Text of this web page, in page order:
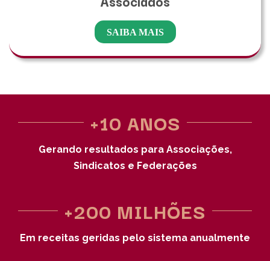
SAIBA MAIS
+10 ANOS
Gerando resultados para Associações,
Sindicatos e Federações
+200 MILHÕES
Em receitas geridas pelo sistema anualmente